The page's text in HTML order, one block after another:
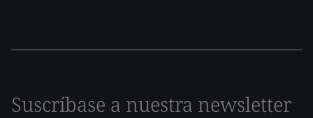
Suscríbase a nuestra newsletter